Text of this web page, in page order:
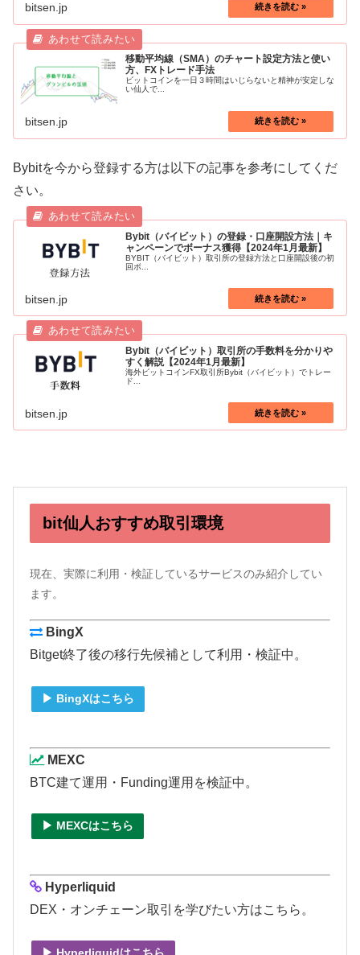
bitsen.jp
移動平均線（SMA）のチャート設定方法と使い
方、FXトレード手法
ビットコインを一日３時間はいじらないと精神が安定しな
い仙人で...
bitsen.jp
Bybitを今から登録する方は以下の記事を参考にしてくだ
さい。
Bybit（バイビット）の登録・口座開設方法｜キ
ャンペーンでボーナス獲得【2024年1月最新】
BYBIT（バイビット）取引所の登録方法と口座開設後の初
回ボ...
bitsen.jp
Bybit（バイビット）取引所の手数料を分かりや
すく解説【2024年1月最新】
海外ビットコインFX取引所Bybit（バイビット）でトレー
ド...
bitsen.jp
bit仙人おすすめ取引環境
現在、実際に利用・検証しているサービスのみ紹介してい
ます。
BingX
Bitget終了後の移行先候補として利用・検証中。
▶ BingXはこちら
MEXC
BTC建て運用・Funding運用を検証中。
▶ MEXCはこちら
Hyperliquid
DEX・オンチェーン取引を学びたい方はこちら。